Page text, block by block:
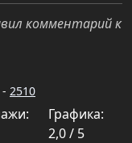
комментарий к
2510
Графика:
2,0 / 5